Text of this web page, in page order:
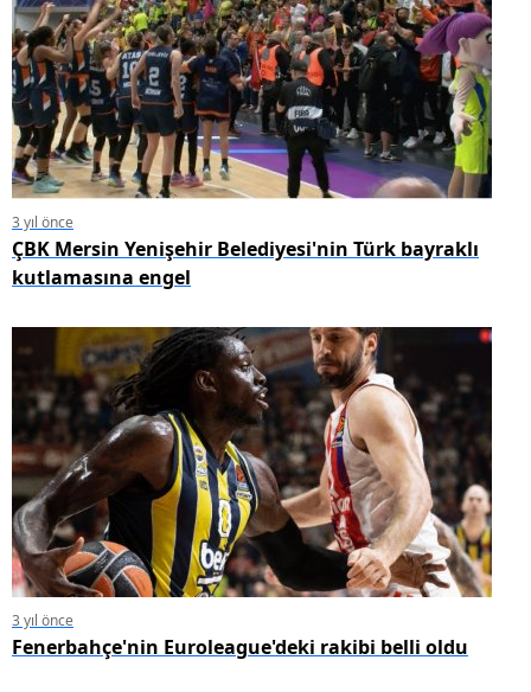
3 yıl önce
ÇBK Mersin Yenişehir Belediyesi'nin Türk bayraklı
kutlamasına engel
3 yıl önce
Fenerbahçe'nin Euroleague'deki rakibi belli oldu